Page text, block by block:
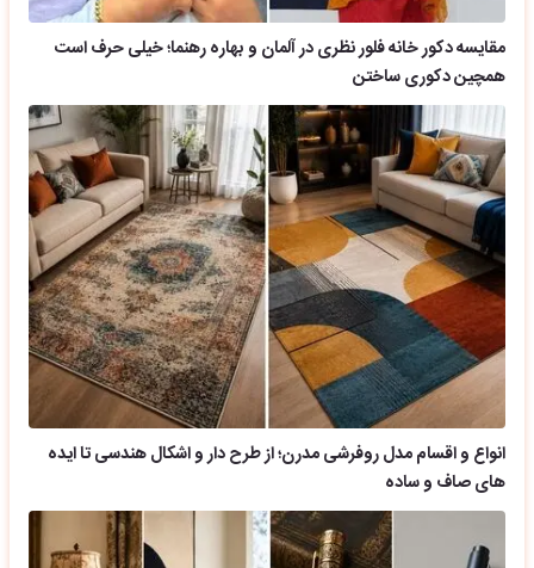
مقایسه دکور خانه فلور نظری در آلمان و بهاره رهنما؛ خیلی حرف است
همچین دکوری ساختن
انواع و اقسام مدل روفرشی مدرن؛ از طرح دار و اشکال هندسی تا ایده
های صاف و ساده